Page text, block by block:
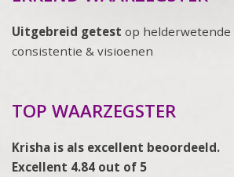
Uitgebreid getest op helderwetende
consistentie & visioenen
TOP WAARZEGSTER
Krisha is als excellent beoordeeld.
Excellent 4.84 out of 5